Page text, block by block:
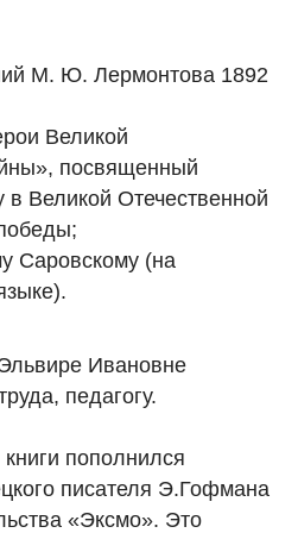
М. Ю. Лермонтова 1892
Великой
посвященный
в Великой Отечественной
Саровскому (на
Ивановне
педагогу.
пополнился
писателя Э.Гофмана
«Эксмо». Это